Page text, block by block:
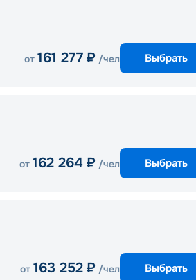
от 161 277 ₽ /чел Выбрать
от 162 264 ₽ /чел Выбрать
от 163 252 ₽ /чел Выбрать